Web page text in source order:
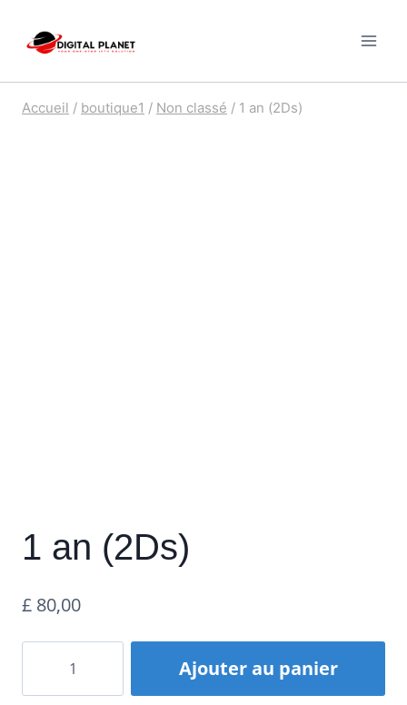
Accueil / boutique1 / Non classé / 1 an (2Ds)
1 an (2Ds)
£ 80,00
Ajouter au panier